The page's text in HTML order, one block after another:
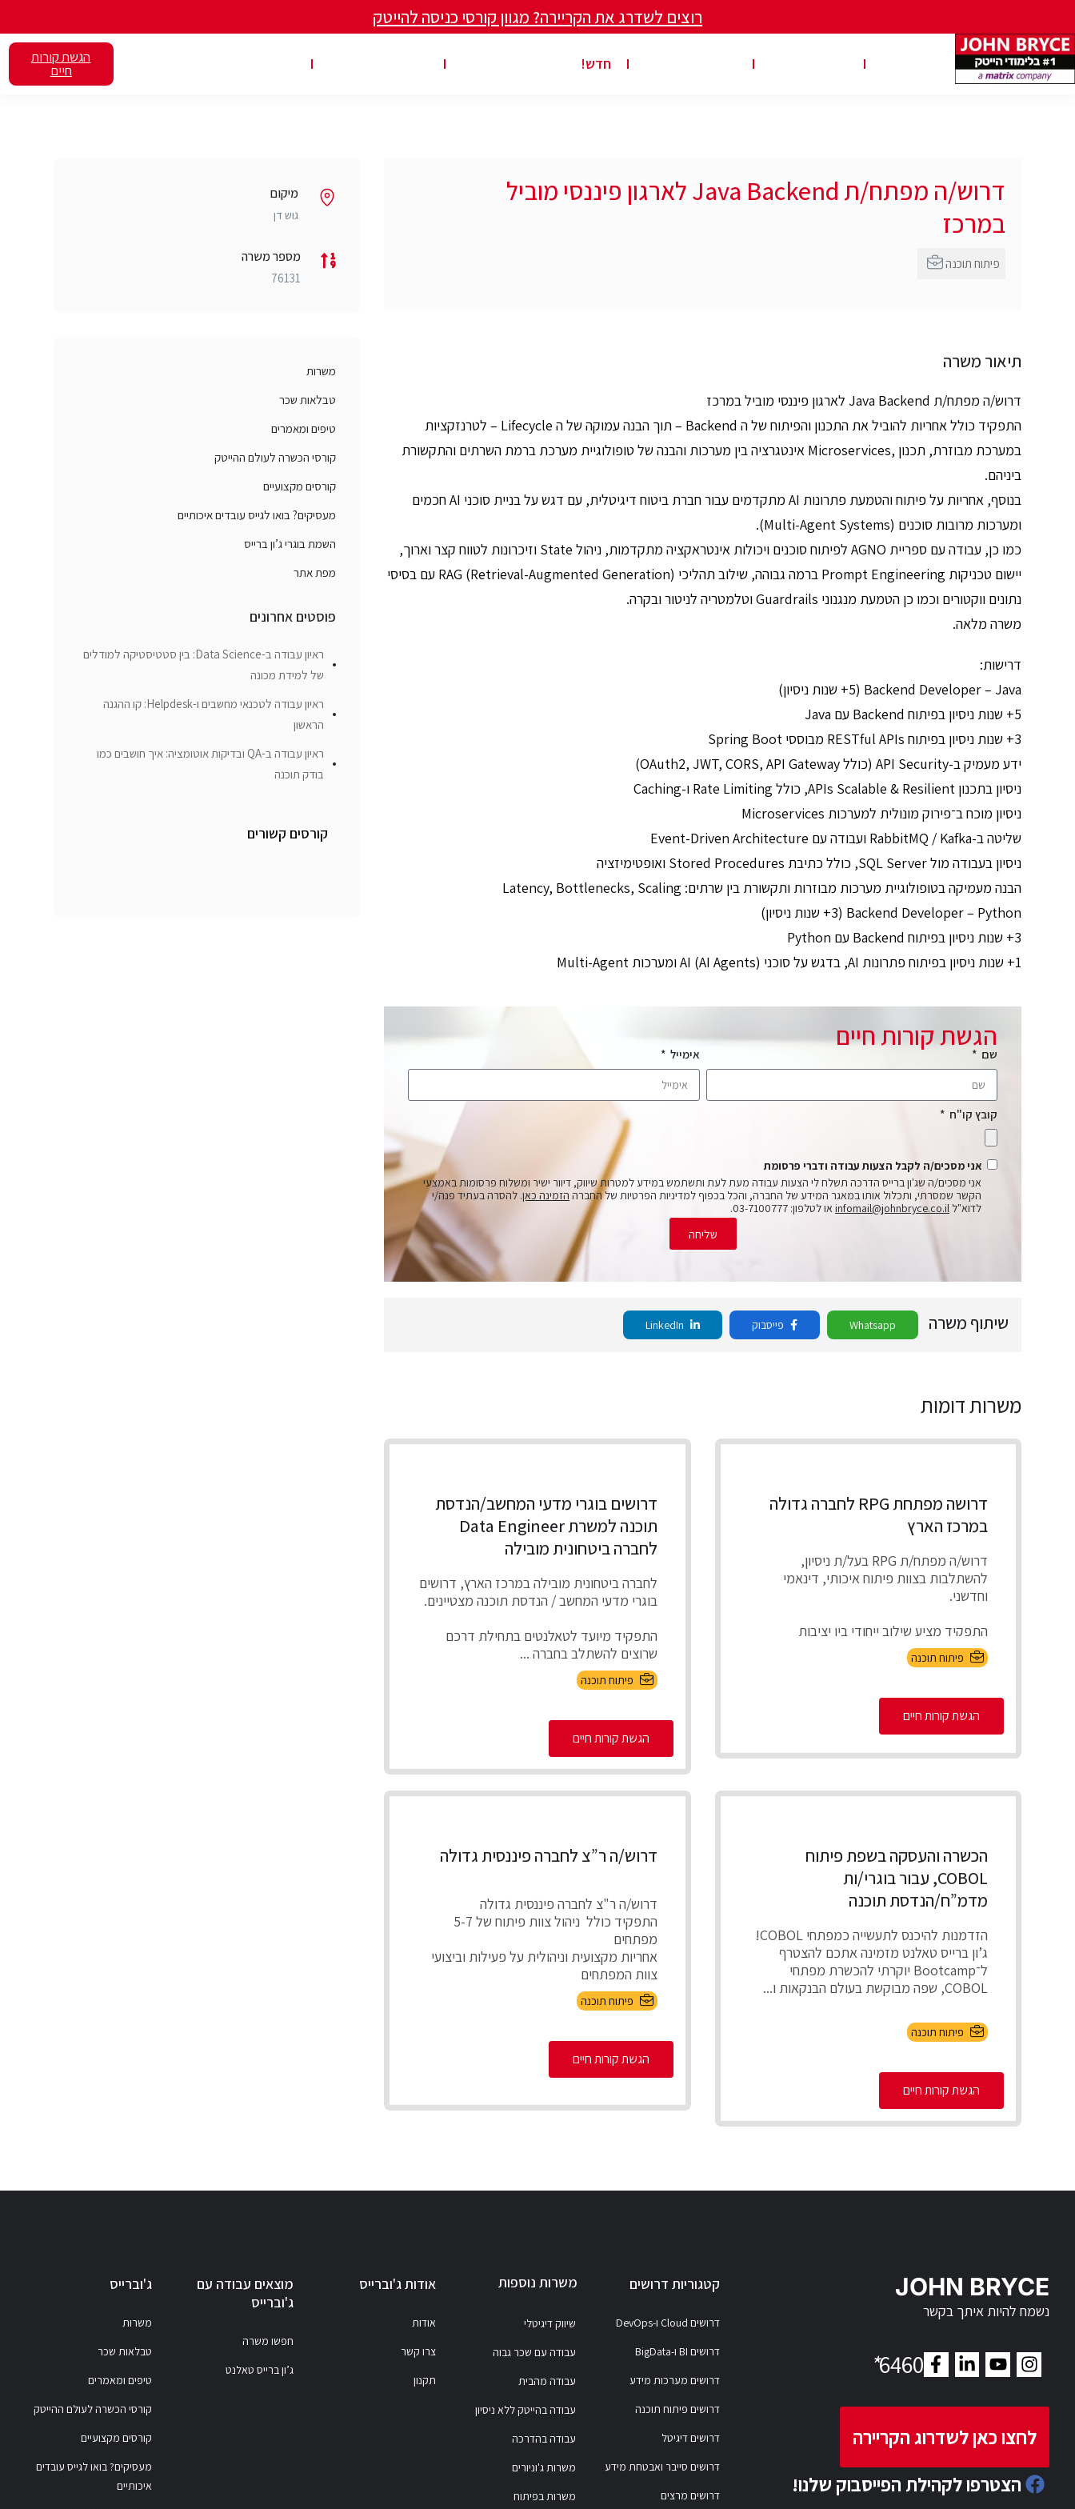
רוצים לשדרג את הקריירה? מגוון קורסי כניסה להייטק
חדש! הגשת קורות
חיים
דרוש/ה מפתח/ת Java Backend לארגון פיננסי מוביל
במרכז
תיאור משרה
דרוש/ה מפתח/ת Java Backend לארגון פיננסי מוביל במרכז
התפקיד כולל אחריות להוביל את התכנון והפיתוח של ה Backend – תוך הבנה עמוקה של ה Lifecycle – לטרנזקציות
במערכת מבוזרת, תכנון ,Microservices אינטגרציה בין מערכות והבנה של טופולוגיית מערכת ברמת השרתים והתקשורת
ביניהם.
בנוסף, אחריות על פיתוח והטמעת פתרונות AI מתקדמים עבור חברת ביטוח דיגיטלית, עם דגש על בניית סוכני AI חכמים
ומערכות מרובות סוכנים (Multi-Agent Systems).
כמו כן, עבודה עם ספריית AGNO לפיתוח סוכנים ויכולות אינטראקציה מתקדמות, ניהול State וזיכרונות לטווח קצר וארוך,
יישום טכניקות Prompt Engineering ברמה גבוהה, שילוב תהליכי RAG (Retrieval-Augmented Generation) עם בסיסי
נתונים ווקטורים וכמו כן הטמעת מנגנוני Guardrails וטלמטריה לניטור ובקרה.
משרה מלאה.
דרישות:
Backend Developer – Java (5+ שנות ניסיון)
5+ שנות ניסיון בפיתוח Backend עם Java
3+ שנות ניסיון בפיתוח RESTful APIs מבוססי Spring Boot
ידע מעמיק ב-API Security (כולל OAuth2, JWT, CORS, API Gateway)
ניסיון בתכנון APIs Scalable & Resilient, כולל Rate Limiting ו-Caching
ניסיון מוכח ב־פירוק מונולית למערכות Microservices
שליטה ב-RabbitMQ / Kafka ועבודה עם Event-Driven Architecture
ניסיון בעבודה מול SQL Server, כולל כתיבת Stored Procedures ואופטימיזציה
הבנה מעמיקה בטופולוגיית מערכות מבוזרות ותקשורת בין שרתים: Latency, Bottlenecks, Scaling
Backend Developer – Python (3+ שנות ניסיון)
3+ שנות ניסיון בפיתוח Backend עם Python
1+ שנות ניסיון בפיתוח פתרונות AI, בדגש על סוכני AI (AI Agents) ומערכות Multi-Agent
הגשת קורות חיים
שם אימייל
קובץ קו"ח
אני מסכים/ה לקבל הצעות עבודה ודברי פרסומת
אני מסכים/ה שג'ון ברייס הדרכה תשלח לי הצעות עבודה מעת לעת ותשתמש במידע למטרות שיווק, דיוור ישיר ומשלוח פרסומות באמצעי
הקשר שמסרתי, ותכלול אותו במאגר המידע של החברה, והכל בכפוף למדיניות הפרטיות של החברה הזמינה כאן. להסרה בעתיד פנה/י
לדוא"ל infomail@johnbryce.co.il או לטלפון: 03-7100777.
שליחה
שיתוף משרה Whatsapp פייסבוק
משרות דומות
דרושה מפתחת RPG לחברה גדולה
במרכז הארץ
דרוש/ה מפתח/ת RPG בעל/ת ניסיון,
להשתלבות בצוות פיתוח איכותי, דינאמי
וחדשני.
התפקיד מציע שילוב ייחודי בין יציבות
תעסוקתית ועבודה על מערכו...
פיתוח תוכנה
הגשת קורות חיים
דרושים בוגרי מדעי המחשב/הנדסת
תוכנה למשרת Data Engineer
לחברה ביטחונית מובילה
לחברה ביטחונית מובילה במרכז הארץ, דרושים
בוגרי מדעי המחשב / הנדסת תוכנה מצטיינים.
התפקיד מיועד לטאלנטים בתחילת דרכם
שרוצים להשתלב בחברה ...
פיתוח תוכנה
הגשת קורות חיים
הכשרה והעסקה בשפת פיתוח
COBOL, עבור בוגרי/ות
מדמ”ח/הנדסת תוכנה
הזדמנות להיכנס לתעשייה כמפתחי COBOL!
ג’ון ברייס טאלנט מזמינה אתכם להצטרף
ל־Bootcamp יוקרתי להכשרת מפתחי
COBOL, שפה מבוקשת בעולם הבנקאות ו...
פיתוח תוכנה
הגשת קורות חיים
דרוש/ה ר”צ לחברה פיננסית גדולה
דרוש/ה ר"צ לחברה פיננסית גדולה
התפקיד כולל ניהול צוות פיתוח של 5-7
מפתחים
אחריות מקצועית וניהולית על פעילות וביצועי
צוות המפתחים
חניכה, ...פיתוח תוכנה
הגשת קורות חיים
מיקום
גוש דן
מספר משרה
76131
משרות
טבלאות שכר
טיפים ומאמרים
קורסי הכשרה לעולם ההייטק
קורסים מקצועיים
מעסיקים? בואו לגייס עובדים איכותיים
השמת בוגרי ג’ון ברייס
מפת אתר
פוסטים אחרונים
ראיון עבודה ב-Data Science: בין סטטיסטיקה למודלים
של למידת מכונה
ראיון עבודה לטכנאי מחשבים ו-Helpdesk: קו ההגנה
הראשון
ראיון עבודה ב-QA ובדיקות אוטומציה: איך חושבים כמו
בודק תוכנה
קורסים קשורים
JOHN BRYCE
נשמח להיות איתך בקשר
6460
*
לחצו כאן לשדרוג הקריירה
הצטרפו לקהילת הפייסבוק שלנו!
קטגוריות דרושים
דרושים Cloud ו-DevOps
דרושים BI ו-BigData
דרושים מערכות מידע
דרושים פיתוח תוכנה
דרושים דיגיטל
דרושים סייבר ואבטחת מידע
דרושים מרצים
משרות נוספות
שיווק דיגיטלי
עבודה עם שכר גבוה
עבודה מהבית
עבודה בהייטק ללא ניסיון
עבודה בהדרכה
משרות ג'וניורים
משרות בפיתוח
אודות ג'וברייס
אודות
צרו קשר
תקנון
מוצאים עבודה עם
ג'וברייס
חפשו משרה
ג’ון ברייס טאלנט
ג'וברייס
משרות
טבלאות שכר
טיפים ומאמרים
קורסי הכשרה לעולם ההייטק
קורסים מקצועיים
מעסיקים? בואו לגייס עובדים
איכותיים